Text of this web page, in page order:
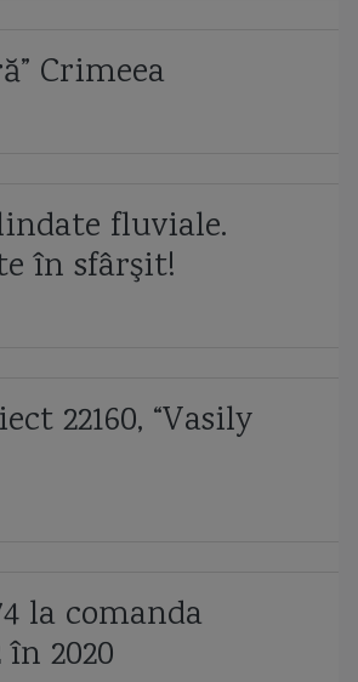
Crimeea
fluviale.
în sfârşit!
22160, “Vasily
la comanda
în 2020